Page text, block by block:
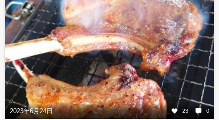
2023年6月24日 23 0